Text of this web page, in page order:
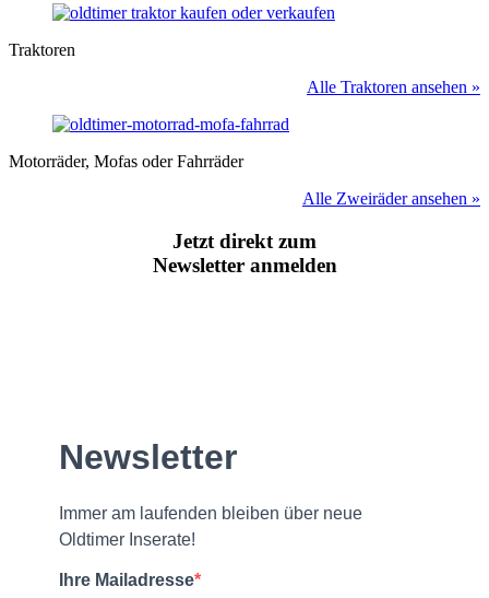
Traktoren
Alle Traktoren ansehen »
Motorräder, Mofas oder Fahrräder
Alle Zweiräder ansehen »
Jetzt direkt zum
Newsletter anmelden